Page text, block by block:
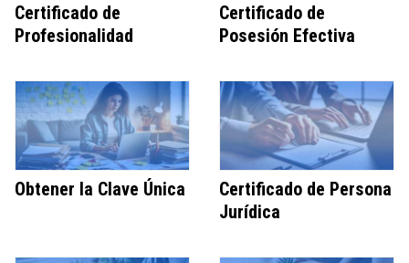
Certificado de
Profesionalidad
Certificado de
Posesión Efectiva
Obtener la Clave Única
Certificado de Persona
Jurídica